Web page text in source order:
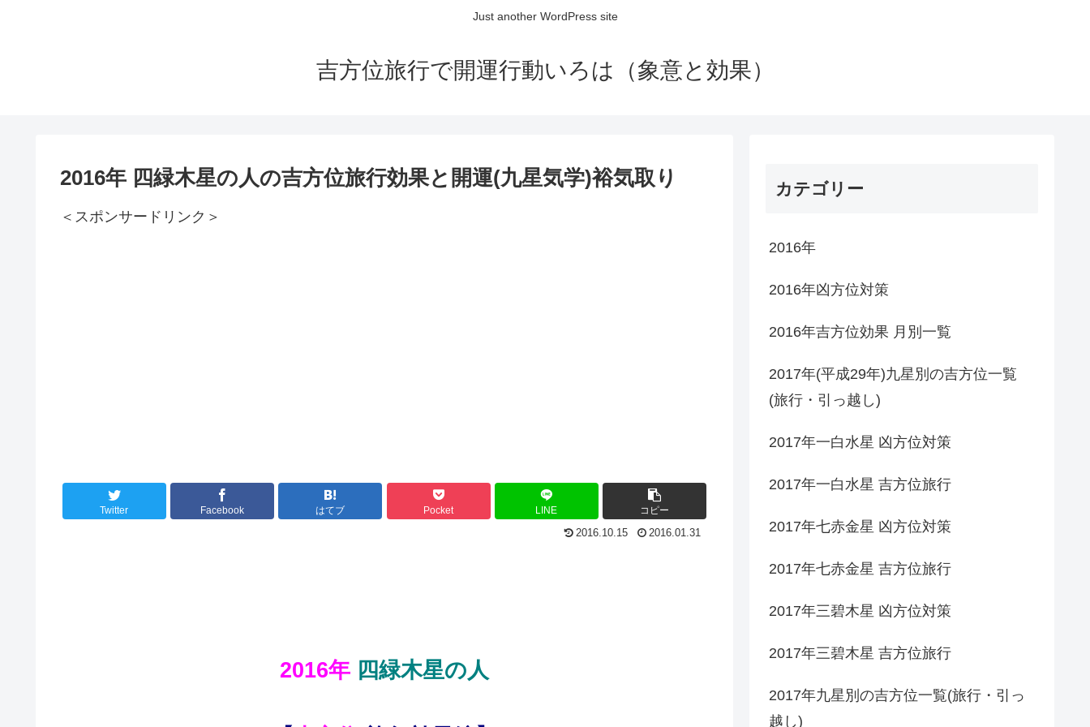
Just another WordPress site
吉方位旅行で開運行動いろは（象意と効果）
2016年 四緑木星の人の吉方位旅行効果と開運(九星気学)裕気取り
＜スポンサードリンク＞
Twitter Facebook はてブ Pocket LINE コピー
2016.10.15 2016.01.31
2016年 四緑木星の人
カテゴリー
2016年
2016年凶方位対策
2016年吉方位効果 月別一覧
2017年(平成29年)九星別の吉方位一覧
(旅行・引っ越し)
2017年一白水星 凶方位対策
2017年一白水星 吉方位旅行
2017年七赤金星 凶方位対策
2017年七赤金星 吉方位旅行
2017年三碧木星 凶方位対策
2017年三碧木星 吉方位旅行
2017年九星別の吉方位一覧(旅行・引っ
越し)